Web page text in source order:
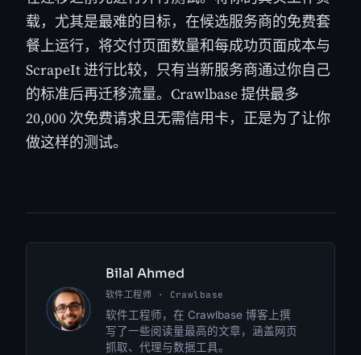
载，尤其是最难的目标，在候选服务商的免费套
餐上运行，将交付页面数量和每成功页面成本与
ScrapeIt 进行比较，只有当新服务商通过你自己
的标准后再迁移流量。Crawlbase 提供最多
20,000 次免费请求且无需信用卡，正是为了让你
做这样的测试。
BA
Bilal Ahmed
软件工程师 · Crawlbase
软件工程师，在 Crawlbase 博客上撰
写了一些阅读量最高的文章，涵盖网页
抓取、代理与数据工具。